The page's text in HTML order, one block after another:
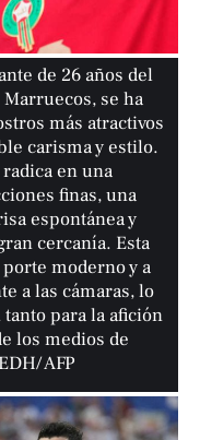
de 26 años del
se ha
más atractivos
carisma y estilo.
en una
finas, una
espontánea y
cercanía. Esta
moderno y a
a las cámaras, lo
para la afición
los medios de
AFP